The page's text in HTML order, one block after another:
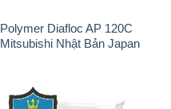
Polymer Diafloc AP 120C
Mitsubishi Nhật Bản Japan